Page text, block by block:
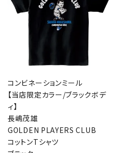
コンビネーションミール
【当店限定カラー/ブラックボデ
ィ】
長嶋茂雄
GOLDEN PLAYERS CLUB
コットンTシャツ